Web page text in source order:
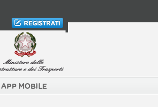
APP MOBILE